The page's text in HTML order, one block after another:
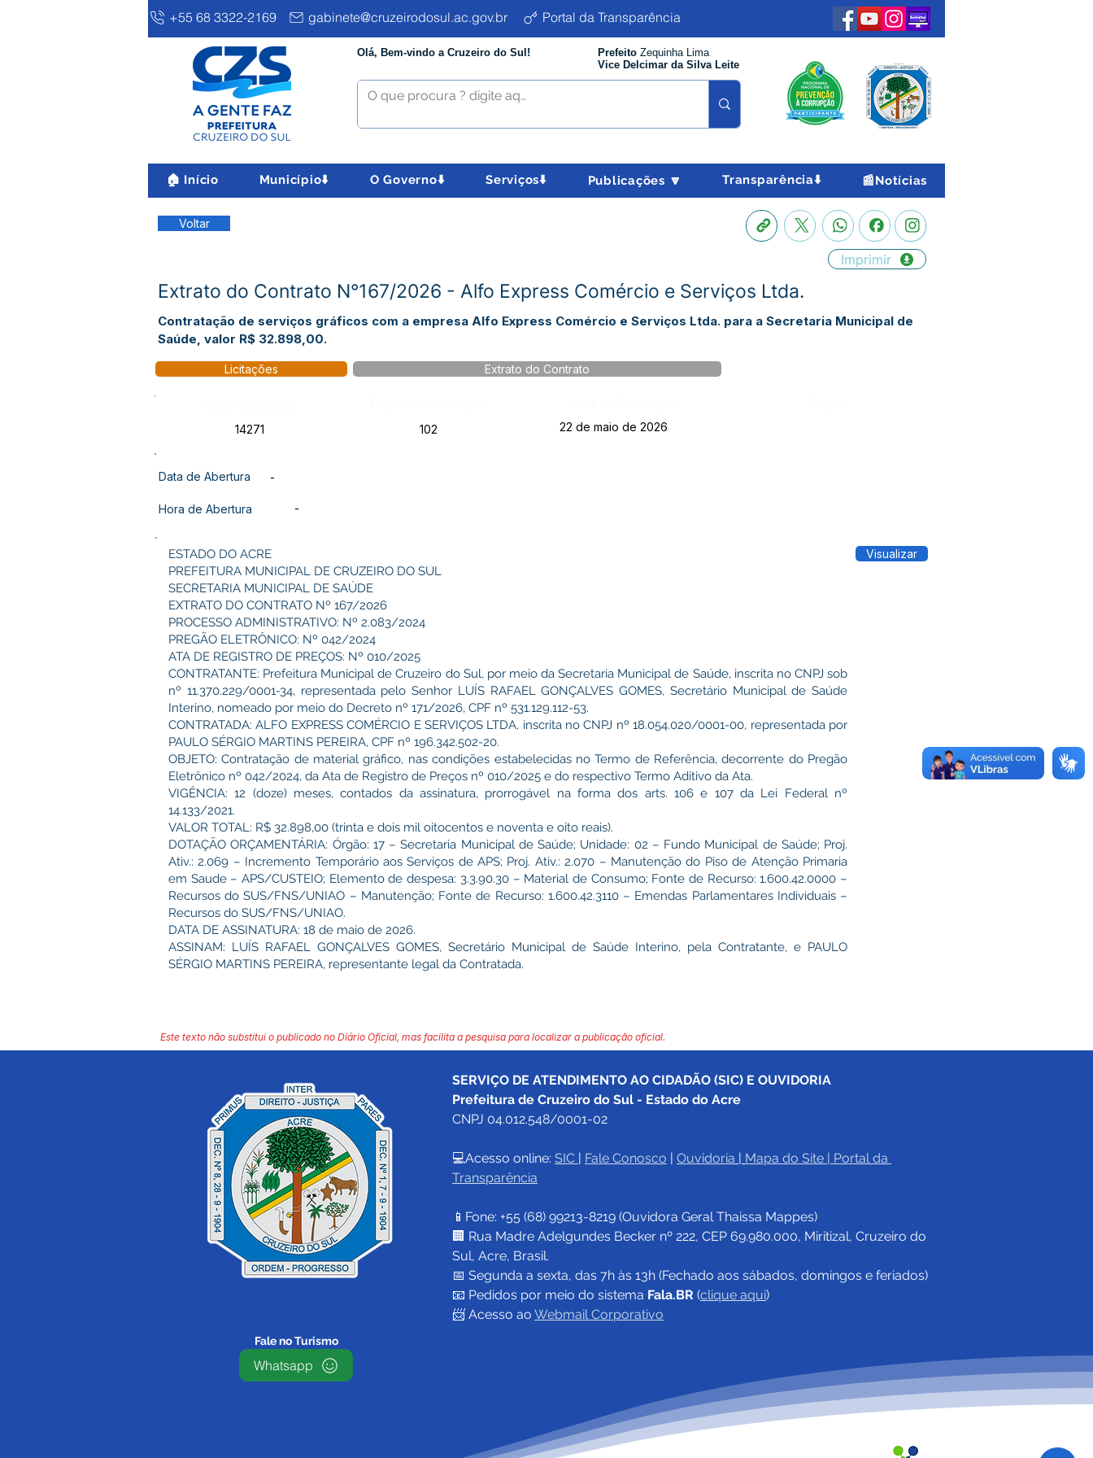
+55 68 3322-2169 gabinete@cruzeirodosul.ac.gov.br Portal da Transparência
Olá, Bem-vindo a Cruzeiro do Sul! Prefeito Zequinha Lima
Vice Delcimar da Silva Leite
🏠 Início Município⬇️ O Governo⬇️ Serviços⬇️ Publicações 🔽 Transparência⬇️ 📰Notícias
Voltar
Imprimir
Extrato do Contrato N°167/2026 - Alfo Express Comércio e Serviços Ltda.
Contratação de serviços gráficos com a empresa Alfo Express Comércio e Serviços Ltda. para a Secretaria Municipal de
Saúde, valor R$ 32.898,00.
Licitações Extrato do Contrato
14271
102 22 de maio de 2026
Data de Abertura -
Hora de Abertura -
ESTADO DO ACRE
PREFEITURA MUNICIPAL DE CRUZEIRO DO SUL
SECRETARIA MUNICIPAL DE SAÚDE
EXTRATO DO CONTRATO Nº 167/2026
PROCESSO ADMINISTRATIVO: Nº 2.083/2024
PREGÃO ELETRÔNICO: Nº 042/2024
ATA DE REGISTRO DE PREÇOS: Nº 010/2025
CONTRATANTE: Prefeitura Municipal de Cruzeiro do Sul, por meio da Secretaria Municipal de Saúde, inscrita no CNPJ sob
nº 11.370.229/0001-34, representada pelo Senhor LUÍS RAFAEL GONÇALVES GOMES, Secretário Municipal de Saúde
Interino, nomeado por meio do Decreto nº 171/2026, CPF nº 531.129.112-53.
CONTRATADA: ALFO EXPRESS COMÉRCIO E SERVIÇOS LTDA, inscrita no CNPJ nº 18.054.020/0001-00, representada por
PAULO SÉRGIO MARTINS PEREIRA, CPF nº 196.342.502-20.
OBJETO: Contratação de material gráfico, nas condições estabelecidas no Termo de Referência, decorrente do Pregão
Eletrônico nº 042/2024, da Ata de Registro de Preços nº 010/2025 e do respectivo Termo Aditivo da Ata.
VIGÊNCIA: 12 (doze) meses, contados da assinatura, prorrogável na forma dos arts. 106 e 107 da Lei Federal nº
14.133/2021.
VALOR TOTAL: R$ 32.898,00 (trinta e dois mil oitocentos e noventa e oito reais).
DOTAÇÃO ORÇAMENTÁRIA: Órgão: 17 – Secretaria Municipal de Saúde; Unidade: 02 – Fundo Municipal de Saúde; Proj.
Ativ.: 2.069 – Incremento Temporário aos Serviços de APS; Proj. Ativ.: 2.070 – Manutenção do Piso de Atenção Primaria
em Saude – APS/CUSTEIO; Elemento de despesa: 3.3.90.30 – Material de Consumo; Fonte de Recurso: 1.600.42.0000 –
Recursos do SUS/FNS/UNIAO – Manutenção; Fonte de Recurso: 1.600.42.3110 – Emendas Parlamentares Individuais –
Recursos do SUS/FNS/UNIAO.
DATA DE ASSINATURA: 18 de maio de 2026.
ASSINAM: LUÍS RAFAEL GONÇALVES GOMES, Secretário Municipal de Saúde Interino, pela Contratante, e PAULO
SÉRGIO MARTINS PEREIRA, representante legal da Contratada.
Visualizar
Este texto não substitui o publicado no Diário Oficial, mas facilita a pesquisa para localizar a publicação oficial.
SERVIÇO DE ATENDIMENTO AO CIDADÃO (SIC) E OUVIDORIA
Prefeitura de Cruzeiro do Sul - Estado do Acre
CNPJ 04.012.548/0001-02
💻Acesso online: SIC | Fale Conosco | Ouvidoria | Mapa do Site | Portal da
Transparência
📱Fone: +55 (68) 99213-8219 (Ouvidora Geral Thaissa Mappes)
🏢 Rua Madre Adelgundes Becker nº 222, CEP 69.980.000, Miritizal, Cruzeiro do
Sul, Acre, Brasil.
📅 Segunda a sexta, das 7h às 13h (Fechado aos sábados, domingos e feriados)
📧 Pedidos por meio do sistema Fala.BR (clique aqui)
📨 Acesso ao Webmail Corporativo
Fale no Turismo
Whatsapp